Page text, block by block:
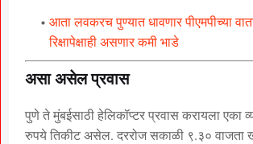
आता लवकरच पुण्यात धावणार पीएमपीच्या
रिक्षापेक्षाही असणार कमी भाडे
असा असेल प्रवास
पुणे ते मुंबईसाठी हेलिकॉप्टर प्रवास करायला एका
रुपये तिकीट असेल. दररोज सकाळी ९.३० वाजता